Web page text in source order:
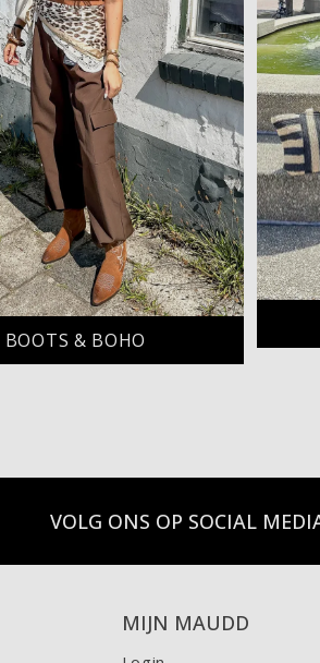
BOOTS & BOHO
VOLG ONS OP SOCIAL
MIJN MAUDD